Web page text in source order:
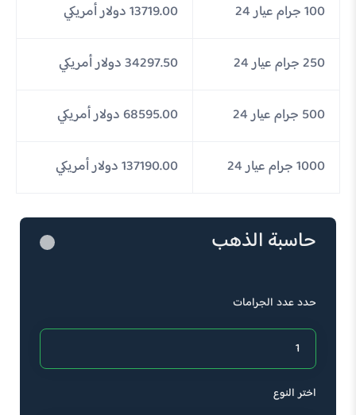
100 جرام عيار 24 13719.00 دولار أمريكي
250 جرام عيار 24 34297.50 دولار أمريكي
500 جرام عيار 24 68595.00 دولار أمريكي
1000 جرام عيار 24 137190.00 دولار أمريكي
حاسبة الذهب
حدد عدد الجرامات
اختر النوع